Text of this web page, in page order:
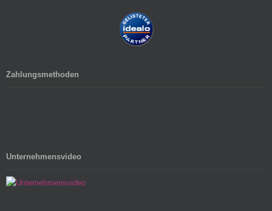
Zahlungsmethoden
Unternehmensvideo